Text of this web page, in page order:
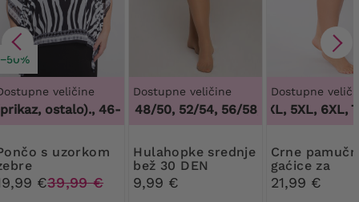
−50%
veličine
ostalo).,46-56 (prikaz, ostalo).
€39,99 €
Dostupne veličine
44/46, 48/50, 52/54, 56/58, 60/62,44/46,
Hulahopke srednje
bež 30 DEN
Ribessa
9,99 €
Dostupne
3XL, 4XL, 5XL, 6XL,
Crne pamučne
gaćice za
oblikovanje
čipkom
21,99 €